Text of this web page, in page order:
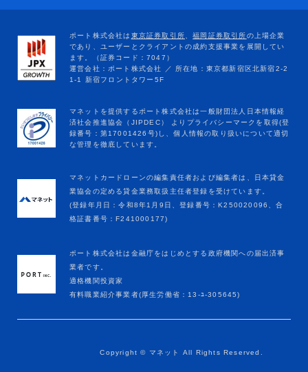
マネットカードローンの編集責任者および編集者は、日本貸金
業協会の定める貸金業務取扱主任者登録を受けています。
(登録年月日：令和8年1月9日、登録番号：K250020096、合
格証書番号：F241000177)
ポート株式会社は金融庁をはじめとする政府機関への届出済事
業者です。
適格機関投資家
有料職業紹介事業者(厚生労働省：13-ﾕ-305645)